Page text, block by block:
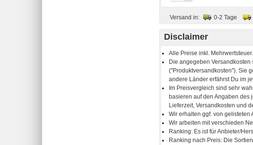
Versand in: 0-2 Tage
Disclaimer